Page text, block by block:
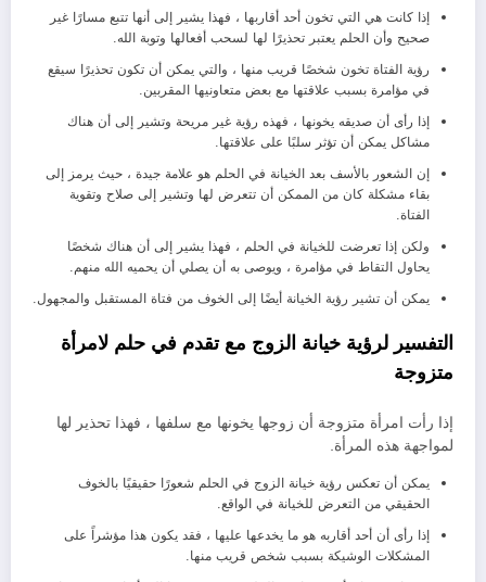
إذا كانت هي التي تخون أحد أقاربها ، فهذا يشير إلى أنها تتبع مسارًا غير
صحيح وأن الحلم يعتبر تحذيرًا لها لسحب أفعالها وتوبة الله.
رؤية الفتاة تخون شخصًا قريب منها ، والتي يمكن أن تكون تحذيرًا سيقع
في مؤامرة بسبب علاقتها مع بعض متعاونيها المقربين.
إذا رأى أن صديقه يخونها ، فهذه رؤية غير مريحة وتشير إلى أن هناك
مشاكل يمكن أن تؤثر سلبًا على علاقتها.
إن الشعور بالأسف بعد الخيانة في الحلم هو علامة جيدة ، حيث يرمز إلى
بقاء مشكلة كان من الممكن أن تتعرض لها وتشير إلى صلاح وتقوية
الفتاة.
ولكن إذا تعرضت للخيانة في الحلم ، فهذا يشير إلى أن هناك شخصًا
يحاول التقاط في مؤامرة ، ويوصى به أن يصلي أن يحميه الله منهم.
يمكن أن تشير رؤية الخيانة أيضًا إلى الخوف من فتاة المستقبل والمجهول.
التفسير لرؤية خيانة الزوج مع تقدم في حلم لامرأة
متزوجة
إذا رأت امرأة متزوجة أن زوجها يخونها مع سلفها ، فهذا تحذير لها
لمواجهة هذه المرأة.
يمكن أن تعكس رؤية خيانة الزوج في الحلم شعورًا حقيقيًا بالخوف
الحقيقي من التعرض للخيانة في الواقع.
إذا رأى أن أحد أقاربه هو ما يخدعها عليها ، فقد يكون هذا مؤشراً على
المشكلات الوشيكة بسبب شخص قريب منها.